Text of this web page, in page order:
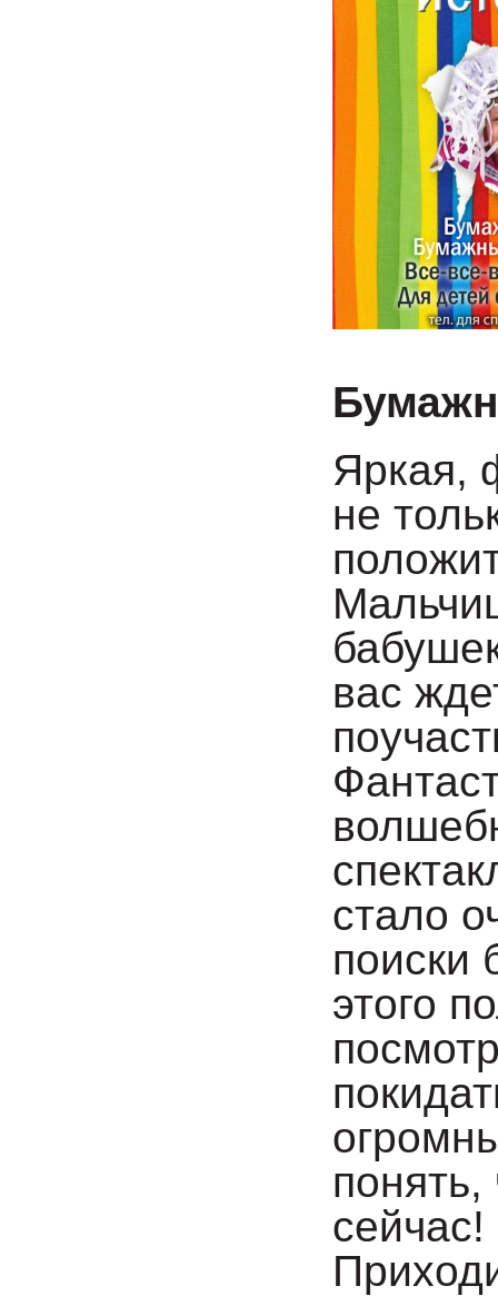
Яркая,
не
вас
стало
поиски
этого